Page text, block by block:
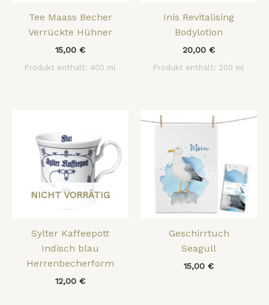
Tee Maass Becher
Verrückte Hühner
15,00 €
Produkt enthält: 400 ml
Inis Revitalising
Bodylotion
20,00 €
Produkt enthält: 200 ml
NICHT VORRÄTIG
Sylter Kaffeepott
Indisch blau
Herrenbecherform
12,00 €
Geschirrtuch
Seagull
15,00 €